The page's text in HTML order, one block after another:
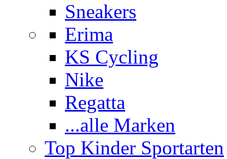
Sneakers
Erima
KS Cycling
Nike
Regatta
...alle Marken
Top Kinder Sportarten